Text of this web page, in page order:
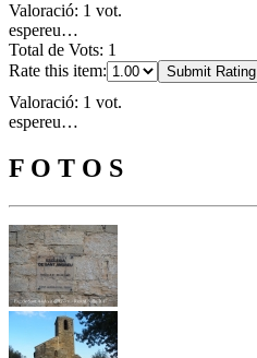
Valoració: 1 vot.
espereu…
Total de Vots: 1
Rate this item:
Submit Rating
Valoració: 1 vot.
espereu…
F O T O S